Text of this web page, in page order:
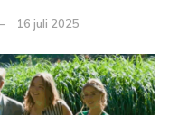
16 juli 2025